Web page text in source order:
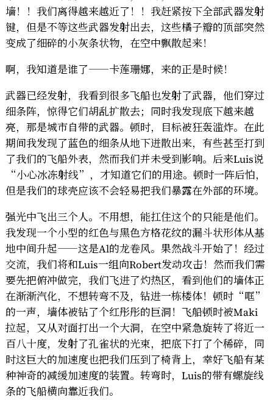
墙！！我们离得越来越近了！！我赶紧按下全部武器发射
键，但是不等这些武器发射出去，这些橘子瓣的顶部突然
变成了细碎的小灰条状物，在空中飘散起来！
啊，我知道是谁了——卡莲珊娜，来的正是时候！
武器已经发射，我看到很多飞船也发射了武器，他们穿过
细条阵，惊得它们胡乱扩散去；同时我发现底下越来越
亮，那是城市自带的武器。顿时，目标被狂轰滥炸。在此
期间我发现了蓝色的细条从地下迸散出来，有些甚至打到
了我们的飞船外表，然而我们并未受到影响。后来Luis说
“小心冰冻射线”，才知道它们的用途。顿时一阵后怕，
但是我们的球壳应该不会轻易把我们暴露在外部的环境。
强光中飞出三个人。不用想，能扛住这个的只能是他们。
我发现一个小型的红色与黑色方格花纹的漏斗状形体从基
地中间升起——这是Al的龙卷风。果然战斗开始了！经过
交流，我们将和Luis一组向Robert发动攻击！然而我们需
要先把俯冲做完，我们飞进了灼热区，看到他们的墙体正
在渐渐汽化，不想转弯不及，钻进一栋楼体！顿时“哐”
的一声，墙体被钻了个红彤彤的巨洞！飞船顿时被Maki
拉起，又从对面打出一个大洞，在空中紧急旋转了将近一
百八十度，发射了孔雀状的光束，把底下打了个稀碎，同
时这巨大的加速度也把我们压到了椅背上，幸好飞船有某
种神奇的减缓加速度的装置。转弯时，Luis的带有螺旋线
条的飞船横向靠近我们。